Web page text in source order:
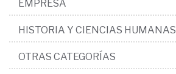
EMPRESA
HISTORIA Y CIENCIAS HUMANAS
OTRAS CATEGORÍAS